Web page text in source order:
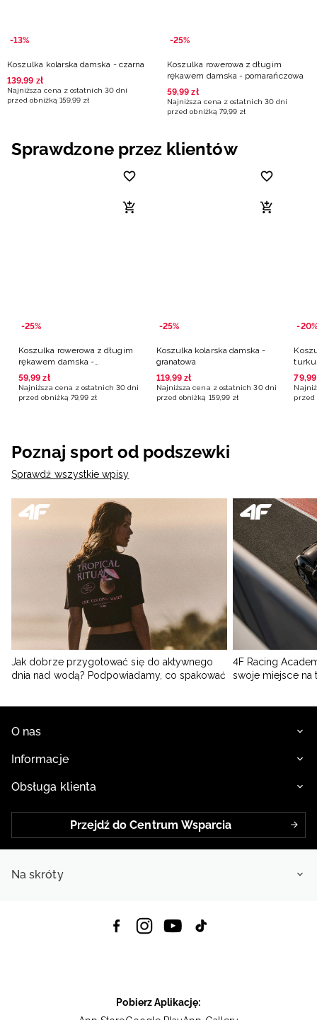
-13%
Koszulka kolarska damska - czarna
139,99 zł
Najniższa cena z ostatnich 30 dni
przed obniżką 159,99 zł
-25%
Koszulka rowerowa z długim
rękawem damska - pomarańczowa
59,99 zł
Najniższa cena z ostatnich 30 dni
przed obniżką 79,99 zł
Sprawdzone przez klientów
-25%
Koszulka rowerowa z długim
rękawem damska -
pomarańczowa
59,99 zł
Najniższa cena z ostatnich 30 dni
przed obniżką 79,99 zł
-25%
Koszulka kolarska damska -
granatowa
119,99 zł
Najniższa cena z ostatnich 30 dni
przed obniżką 159,99 zł
-20%
79,99
przed
Poznaj sport od podszewki
Sprawdź wszystkie wpisy
Jak dobrze przygotować się do aktywnego
dnia nad wodą? Podpowiadamy, co spakować
4F Racing
swoje miejsce na
O nas
Informacje
Obsługa klienta
Przejdź do Centrum Wsparcia
Na skróty
Pobierz Aplikację: